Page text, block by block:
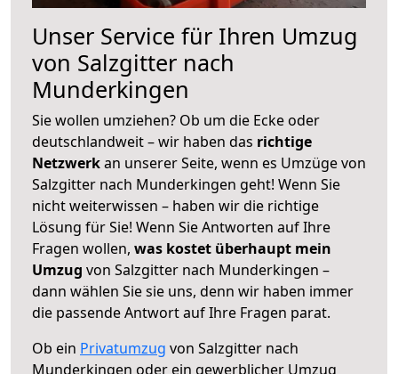
Unser Service für Ihren Umzug
von Salzgitter nach
Munderkingen
Sie wollen umziehen? Ob um die Ecke oder
deutschlandweit – wir haben das richtige
Netzwerkan unserer Seite, wenn es Umzüge von
Salzgitter nach Munderkingen geht! Wenn Sie
nicht weiterwissen – haben wir die richtige
Lösung für Sie! Wenn Sie Antworten auf Ihre
Fragen wollen, was kostet überhaupt mein
Umzug von Salzgitter nach Munderkingen –
dann wählen Sie sie uns, denn wir haben immer
die passende Antwort auf Ihre Fragen parat.
Ob ein Privatumzug von Salzgitter nach
Munderkingen oder ein gewerblicher Umzug